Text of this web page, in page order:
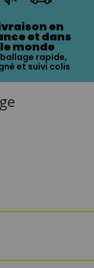
en
et dans
le monde
rapide,
et suivi colis